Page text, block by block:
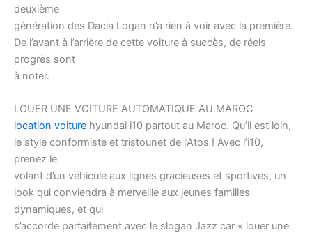
deuxième
génération des Dacia Logan n’a rien à voir avec la première.
De l’avant à l’arrière de cette voiture à succès, de réels
progrès sont
à noter.
LOUER UNE VOITURE AUTOMATIQUE AU MAROC
location voiture hyundai i10 partout au Maroc. Qu’il est loin,
le style conformiste et tristounet de l’Atos ! Avec l’i10,
prenez le
volant d’un véhicule aux lignes gracieuses et sportives, un
look qui conviendra à merveille aux jeunes familles
dynamiques, et qui
s’accorde parfaitement avec le slogan Jazz car « louer une